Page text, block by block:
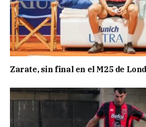
Zarate, sin final en el M25 de